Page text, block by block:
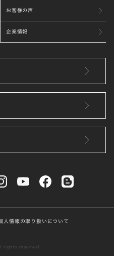
お客様の声
企業情報
人情報の取り扱いについて
rights reserved